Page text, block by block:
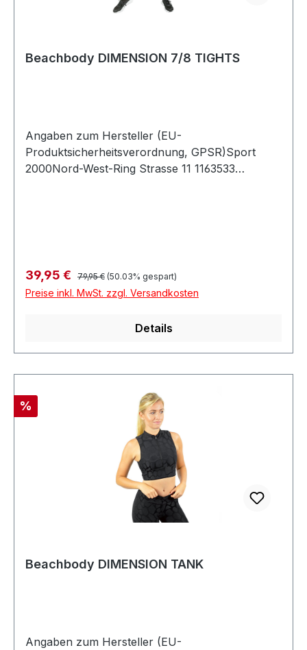
Beachbody DIMENSION 7/8 TIGHTS
Angaben zum Hersteller (EU-
Produktsicherheitsverordnung, GPSR)Sport
2000Nord-West-Ring Strasse 11 1163533
Verkaufspreis:
39,95 € Regulärer Preis:
79,95 € (50.03% gespart)
Preise inkl. MwSt. zzgl. Versandkosten
Details
Rabatt
%
Beachbody DIMENSION TANK
Angaben zum Hersteller (EU-